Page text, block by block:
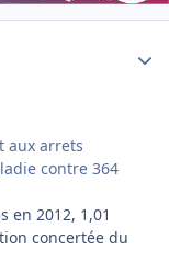
aux arrets
contre 364
en 2012, 1,01
concertée du